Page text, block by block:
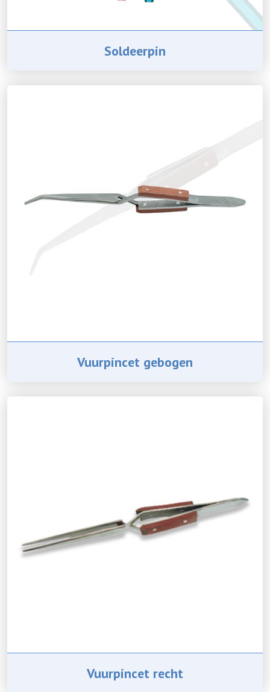
Soldeerpin
Vuurpincet gebogen
Vuurpincet recht